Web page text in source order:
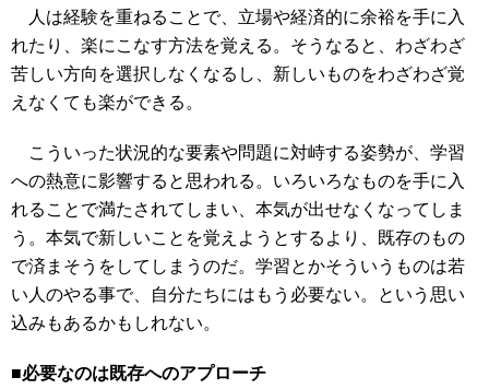
人は経験を重ねることで、立場や経済的に余裕を手に入
れたり、楽にこなす方法を覚える。そうなると、わざわざ
苦しい方向を選択しなくなるし、新しいものをわざわざ覚
えなくても楽ができる。
こういった状況的な要素や問題に対峙する姿勢が、学習
への熱意に影響すると思われる。いろいろなものを手に入
れることで満たされてしまい、本気が出せなくなってしま
う。本気で新しいことを覚えようとするより、既存のもの
で済まそうをしてしまうのだ。学習とかそういうものは若
い人のやる事で、自分たちにはもう必要ない。という思い
込みもあるかもしれない。
■必要なのは既存へのアプローチ